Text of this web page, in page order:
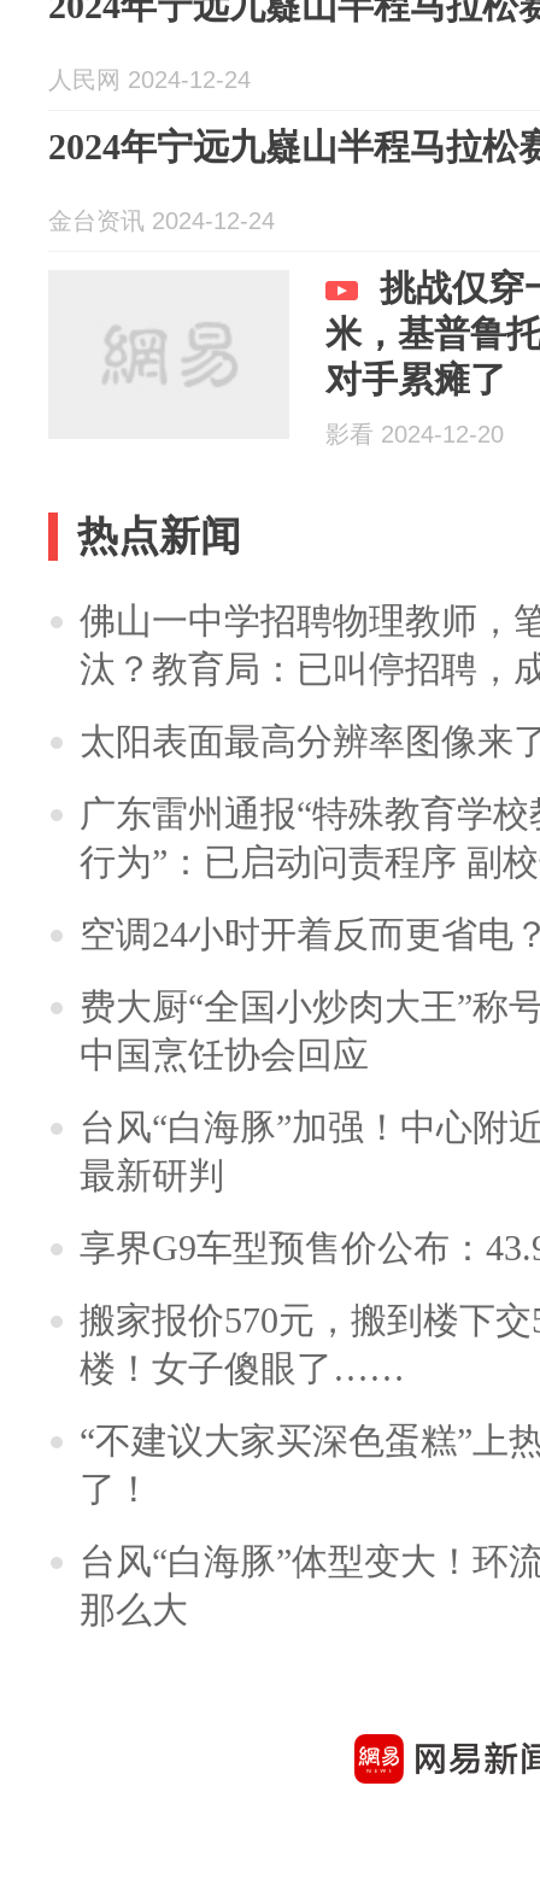
人民网 2024-12-24
2024年宁远九嶷山半程马拉松
金台资讯 2024-12-24
挑战仅穿
米，基普鲁
对手累瘫了
影看 2024-12-20
热点新闻
佛山一中学招聘物理教师，
汰？教育局：已叫停招聘，
太阳表面最高分辨率图像来
广东雷州通报“特殊教育学
行为”：已启动问责程序 副
空调24小时开着反而更省电
费大厨“全国小炒肉大王”称
中国烹饪协会回应
台风“白海豚”加强！中心附
最新研判
享界G9车型预售价公布：
搬家报价570元，搬到楼下
楼！女子傻眼了……
“不建议大家买深色蛋糕”上
了！
台风“白海豚”体型变大！环
那么大